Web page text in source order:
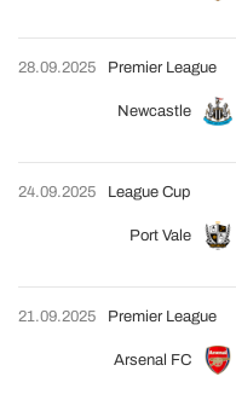
28.09.2025
Newcastle
Premier League
24.09.2025
Port Vale
League Cup
21.09.2025
Arsenal FC
Premier League